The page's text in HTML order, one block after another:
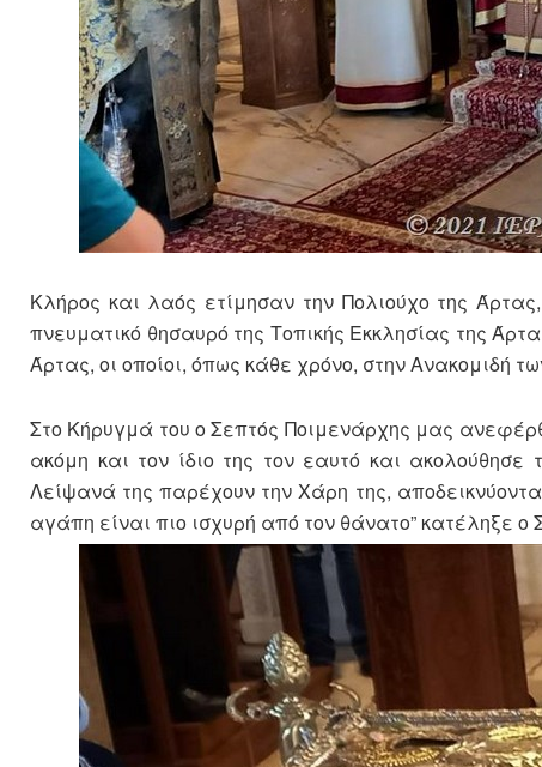
Κλήρος και λαός ετίμησαν την Πολιούχο της
πνευματικό θησαυρό της Τοπικής Εκκλησίας της
Άρτας, οι οποίοι, όπως κάθε χρόνο, στην Ανακομιδή
Στο Κήρυγμά του ο Σεπτός Ποιμενάρχης μας
ακόμη και τον ίδιο της τον εαυτό και
Λείψανά της παρέχουν την Χάρη της,
αγάπη είναι πιο ισχυρή από τον θάνατο” κατέληξε ο